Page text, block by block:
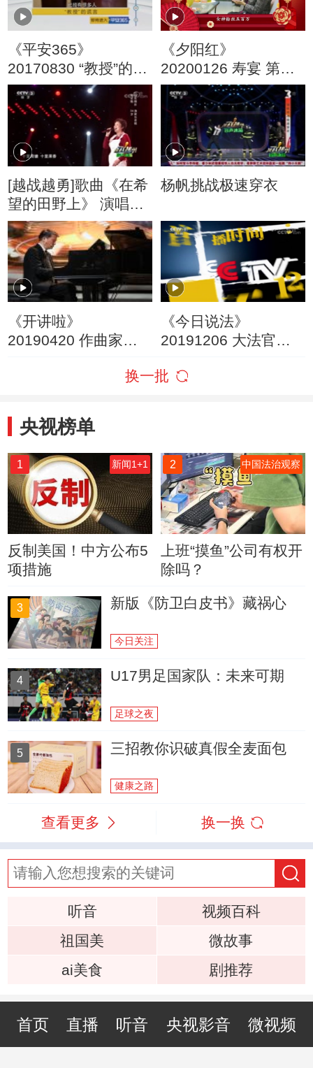
《平安365》
20170830 “教授”的谎
言
《夕阳红》
20200126 寿宴 第二
集 女神粉丝五百万
[越战越勇]歌曲《在希
望的田野上》 演唱：
孙长艳
杨帆挑战极速穿衣
《开讲啦》
20190420 作曲家叶
《今日说法》
20191206 大法官开
（上）
换一批
央视榜单
1 新闻1+1
反制美国！中方公布5
项措施
2 中国法治观察
上班“摸鱼”公司有权开
除吗？
3 新版《防卫白皮书》藏祸心
今日关注
4 U17男足国家队：未来可期
足球之夜
5 三招教你识破真假全麦面包
健康之路
查看更多 换一换
听音
视频百科
祖国美
微故事
ai美食
剧推荐
首页 直播 听音 央视影音 微视频